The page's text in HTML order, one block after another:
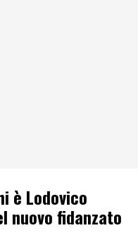
è Lodovico
nuovo fidanzato